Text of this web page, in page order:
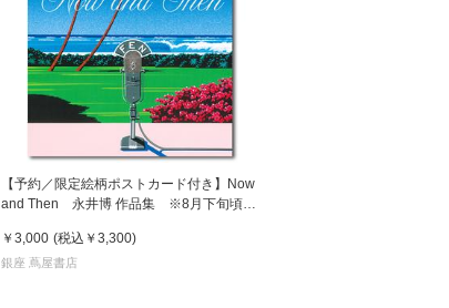
【予約／限定絵柄ポストカード付き】Now
and Then 永井博 作品集 ※8月下旬頃の
￥3,000 (税込 ￥3,300)
銀座 蔦屋書店